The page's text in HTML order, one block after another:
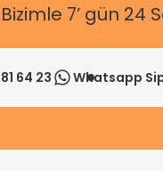
Bizimle 7’ gün 24
64 23 Whatsapp